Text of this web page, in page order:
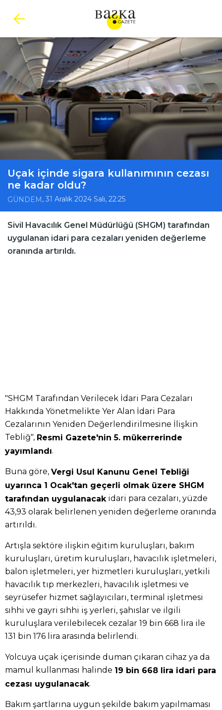
Uçak içinde sigara kullanımının cezası
ne kadar oldu?
GÜNDEM, 31 Aralık 2024 Salı, 22:25
Sivil Havacılık Genel Müdürlüğü (SHGM) tarafından
uygulanan idari para cezaları yeniden değerleme
oranında artırıldı.
"SHGM Tarafından Verilecek İdari Para Cezaları
Hakkında Yönetmelikte Yer Alan İdari Para
Cezalarının Yeniden Değerlendirilmesine İlişkin
Tebliğ", Resmi Gazete'nin 5. mükerrerinde
yayımlandı.
Buna göre, Vergi Usul Kanunu Genel Tebliği
uyarınca 1 Ocak'tan geçerli olmak üzere SHGM
tarafından uygulanacak idari para cezaları, yüzde
43,93 olarak belirlenen yeniden değerleme oranında
artırıldı.
Artışla sektöre ilişkin eğitim kuruluşları, bakım
kuruluşları, üretim kuruluşları, havacılık işletmeleri,
balon işletmeleri, yer hizmetleri kuruluşları, yetkili
havacılık tıp merkezleri, havacılık işletmesi ve
seyrüsefer hizmet sağlayıcıları, terminal işletmesi
sıhhi ve gayri sıhhi iş yerleri, şahıslar ve ilgili
kuruluşlara verilebilecek cezalar 19 bin 668 lira ile
131 bin 176 lira arasında belirlendi.
Yolcuya uçak içerisinde duman çıkaran cihaz ya da
mamul kullanması halinde 19 bin 668 lira idari para
cezası uygulanacak.
Bakım şartlarına uygun şekilde bakım yapılmaması